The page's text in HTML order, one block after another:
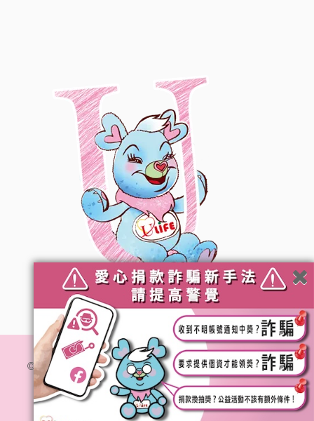
© 社團法人台灣優質生命協會. All Rights Reserved.隱私
權政策
網站維運 :加利利創意傳媒